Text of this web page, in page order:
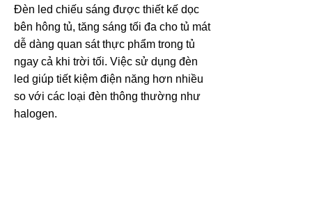
Đèn led chiếu sáng được thiết kế dọc
bên hông tủ, tăng sáng tối đa cho tủ mát
dễ dàng quan sát thực phẩm trong tủ
ngay cả khi trời tối. Việc sử dụng đèn
led giúp tiết kiệm điện năng hơn nhiều
so với các loại đèn thông thường như
halogen.